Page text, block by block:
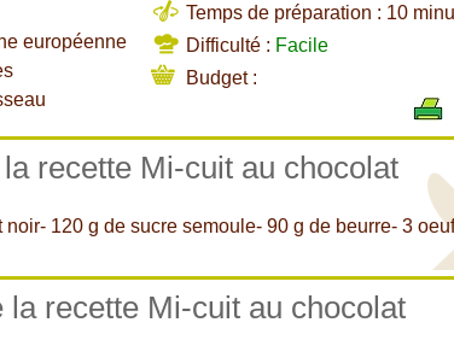
européenne
Temps de préparation : 10
Difficulté : Facile
Budget :
recette Mi-cuit au chocolat
120 g de sucre semoule- 90 g de beurre- 3
la recette Mi-cuit au chocolat